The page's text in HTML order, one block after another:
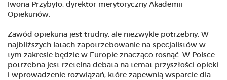
Iwona Przybyło, dyrektor merytoryczny Akademii
Opiekunów.
Zawód opiekuna jest trudny, ale niezwykle potrzebny. W
najbliższych latach zapotrzebowanie na specjalistów w
tym zakresie będzie w Europie znacząco rosnąć. W Polsce
potrzebna jest rzetelna debata na temat przyszłości opieki
i wprowadzenie rozwiązań, które zapewnią wsparcie dla